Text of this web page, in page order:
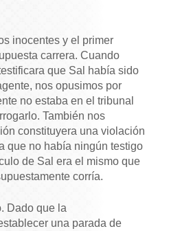
inocentes y el primer
carrera. Cuando
que Sal había sido
nos opusimos por
no estaba en el tribunal
También nos
constituyera una violación
que no había ningún testigo
de Sal era el mismo que
corría.
Dado que la
una parada de